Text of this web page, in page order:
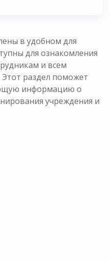
в удобном для
для ознакомления
и всем
раздел поможет
информацию о
учреждения и